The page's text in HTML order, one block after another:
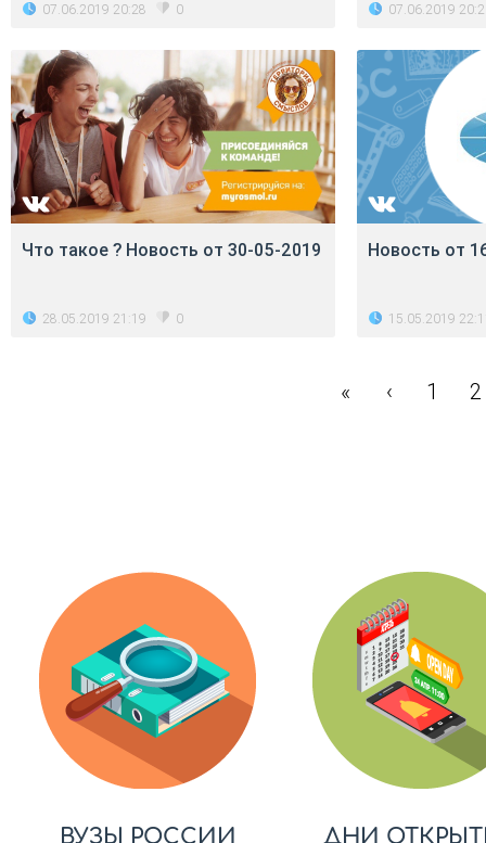
07.06.2019 20:28 0 07.06.2019
Что такое ? Новость от 30-05-2019
28.05.2019 21:19 0
Новость от
15.05.2019
« ‹ 1 2
ВУЗЫ РОССИИ ДНИ